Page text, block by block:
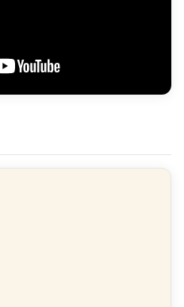
Todo exterior